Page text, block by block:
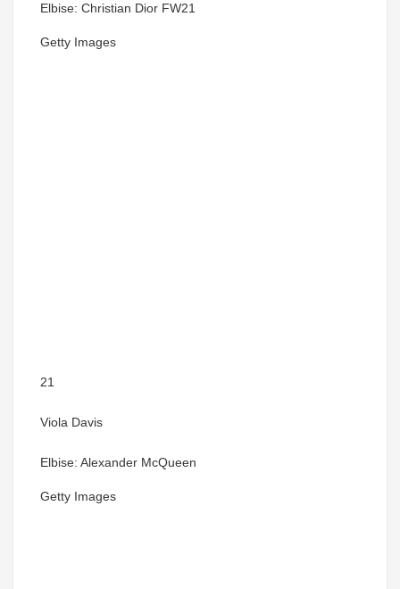
Elbise: Christian Dior FW21
Getty Images
21
Viola Davis
Elbise: Alexander McQueen
Getty Images